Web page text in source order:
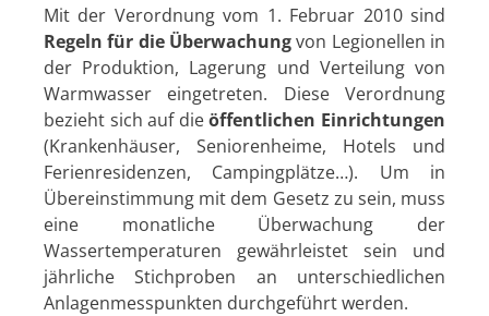
Mit der Verordnung vom 1. Februar 2010 sind
Regeln für die Überwachungvon Legionellen in
der Produktion, Lagerung und Verteilung von
Warmwasser eingetreten. Diese Verordnung
bezieht sich auf dieöffentlichen Einrichtungen
(Krankenhäuser, Seniorenheime, Hotels und
Ferienresidenzen, Campingplätze…). Um in
Übereinstimmung mit dem Gesetz zu sein, muss
eine monatliche Überwachung der
Wassertemperaturen gewährleistet sein und
jährliche Stichproben an unterschiedlichen
Anlagenmesspunkten durchgeführt werden.